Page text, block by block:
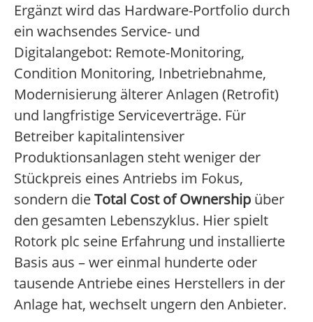
Ergänzt wird das Hardware-Portfolio durch
ein wachsendes Service- und
Digitalangebot: Remote-Monitoring,
Condition Monitoring, Inbetriebnahme,
Modernisierung älterer Anlagen (Retrofit)
und langfristige Serviceverträge. Für
Betreiber kapitalintensiver
Produktionsanlagen steht weniger der
Stückpreis eines Antriebs im Fokus,
sondern dieTotal Cost of Ownership über
den gesamten Lebenszyklus. Hier spielt
Rotork plc seine Erfahrung und installierte
Basis aus – wer einmal hunderte oder
tausende Antriebe eines Herstellers in der
Anlage hat, wechselt ungern den Anbieter.